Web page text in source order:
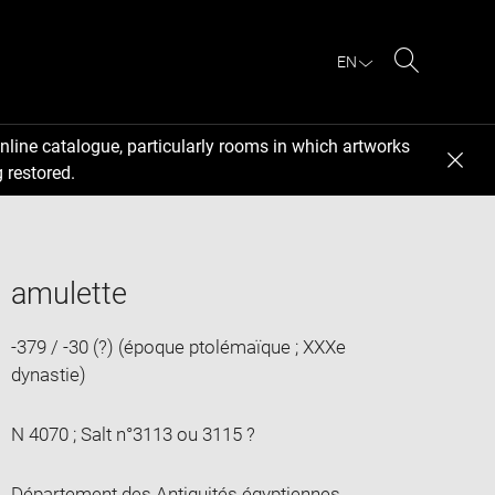
EN
catalogue, particularly rooms in which artworks
restored.
amulette
-379 / -30 (?) (époque ptolémaïque ; XXXe
dynastie)
N 4070 ; Salt n°3113 ou 3115 ?